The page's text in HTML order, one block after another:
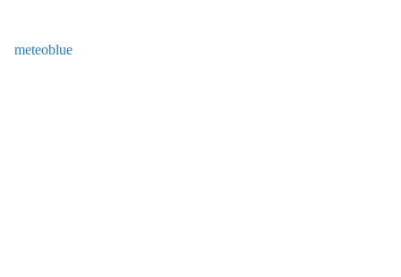
meteoblue